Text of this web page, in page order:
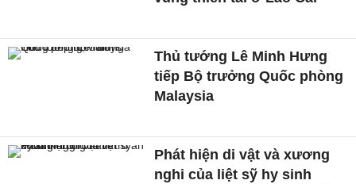
Thủ tướng Lê Minh Hưng
tiếp Bộ trưởng Quốc phòng
Malaysia
Phát hiện di vật và xương
nghi của liệt sỹ hy sinh